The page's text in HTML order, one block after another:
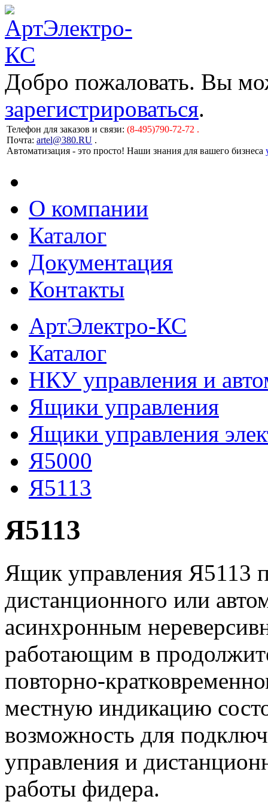
Добро пожаловать. Вы
зарегистрироваться.
Телефон для заказов и связи: (8-495)790-72-72 .
Почта: artel@380.RU .
Автоматизация - это просто! Наши знания для вашего бизнеса
О компании
Каталог
Документация
Контакты
АртЭлектро-КС
Каталог
НКУ управления и
Ящики управления
Ящики управления
Я5000
Я5113
Я5113
Ящик управления Я5113
дистанционного или
асинхронным
работающим в
повторно-
местную индикацию
возможность для
управления и
работы фидера.